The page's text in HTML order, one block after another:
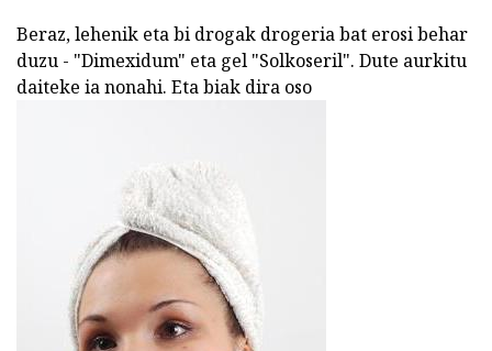
Beraz, lehenik eta bi drogak drogeria bat erosi behar
duzu - "Dimexidum" eta gel "Solkoseril". Dute aurkitu
daiteke ia nonahi. Eta biak dira oso